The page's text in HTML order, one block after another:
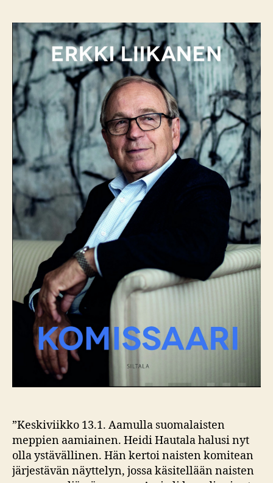
Erkki
Liikanen
–
Komissaari
”Keskiviikko 13.1. Aamulla suomalaisten
meppien aamiainen. Heidi Hautala halusi nyt
olla ystävällinen. Hän kertoi naisten komitean
järjestävän näyttelyn, jossa käsitellään naisten